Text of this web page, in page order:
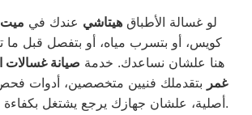
لو غسالة الأطباق هيتاشي عندك في
كويس، أو بتسرب مياه، أو بتفصل قبل ما
هنا علشان نساعدك. خدمة صيانة
غمر بتقدملك فنيين متخصصين، أدوات
أصلية، علشان جهازك يرجع يشتغل بكفاءة ويوفرلك راحة البال.